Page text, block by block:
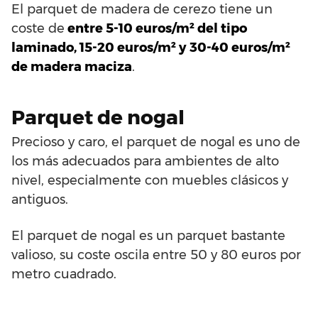
El parquet de madera de cerezo tiene un
coste de entre 5-10 euros/m² del tipo
laminado, 15-20 euros/m² y 30-40 euros/m²
de madera maciza.
Parquet de nogal
Precioso y caro, el parquet de nogal es uno de
los más adecuados para ambientes de alto
nivel, especialmente con muebles clásicos y
antiguos.
El parquet de nogal es un parquet bastante
valioso, su coste oscila entre 50 y 80 euros por
metro cuadrado.